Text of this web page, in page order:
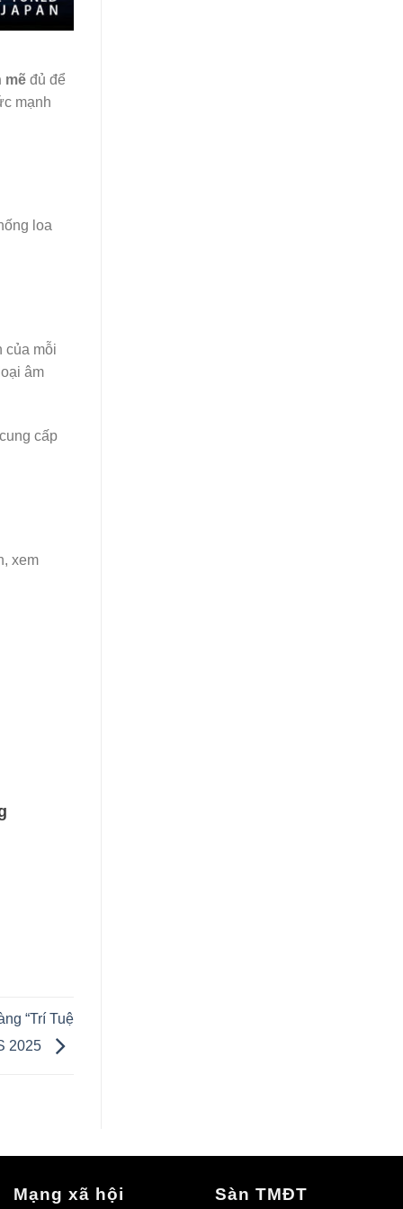
mẽ đủ để
mạnh
loa
của mỗi
âm
cấp
xem
“Trí Tuệ
2025
Mạng xã hội Sàn TMĐT